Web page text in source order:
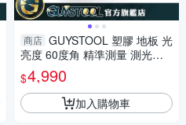
商店 GUYSTOOL 塑膠 地板 光
亮度 60度角 精準測量 測光儀
表面亮度 MET-GM6C 汽車 背
光設計
$4,990
加入購物車